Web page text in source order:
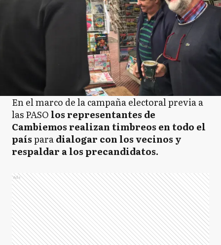
En el marco de la campaña electoral previa a
las PASO los representantes de
Cambiemos realizan timbreos en todo el
paísparadialogar con los vecinos y
respaldar a los precandidatos.
Ads